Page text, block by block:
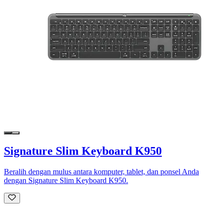
Signature Slim Keyboard K950
Beralih dengan mulus antara komputer, tablet, dan ponsel Anda
dengan Signature Slim Keyboard K950.